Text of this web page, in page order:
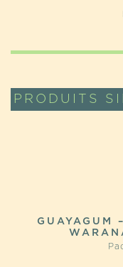
PRODUITS
GUAYAGUM